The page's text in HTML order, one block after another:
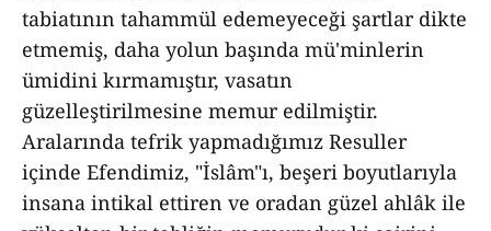
tabiatının tahammül edemeyeceği şartlar dikte
etmemiş, daha yolun başında mü'minlerin
ümidini kırmamıştır, vasatın
güzelleştirilmesine memur edilmiştir.
Aralarında tefrik yapmadığımız Resuller
içinde Efendimiz, "İslâm"ı, beşeri boyutlarıyla
insana intikal ettiren ve oradan güzel ahlâk ile